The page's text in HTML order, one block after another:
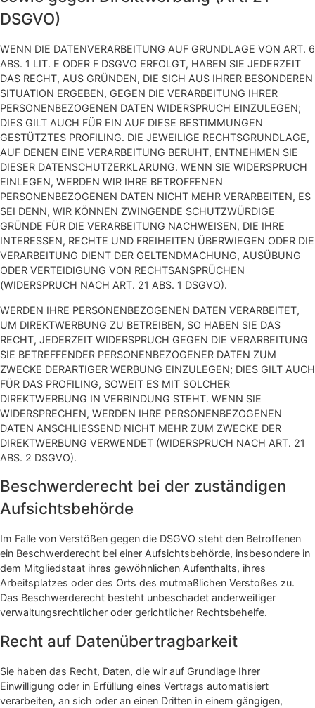
DSGVO)
WENN DIE DATENVERARBEITUNG AUF GRUNDLAGE VON ART. 6
ABS. 1 LIT. E ODER F DSGVO ERFOLGT, HABEN SIE JEDERZEIT
DAS RECHT, AUS GRÜNDEN, DIE SICH AUS IHRER BESONDEREN
SITUATION ERGEBEN, GEGEN DIE VERARBEITUNG IHRER
PERSONENBEZOGENEN DATEN WIDERSPRUCH EINZULEGEN;
DIES GILT AUCH FÜR EIN AUF DIESE BESTIMMUNGEN
GESTÜTZTES PROFILING. DIE JEWEILIGE RECHTSGRUNDLAGE,
AUF DENEN EINE VERARBEITUNG BERUHT, ENTNEHMEN SIE
DIESER DATENSCHUTZERKLÄRUNG. WENN SIE WIDERSPRUCH
EINLEGEN, WERDEN WIR IHRE BETROFFENEN
PERSONENBEZOGENEN DATEN NICHT MEHR VERARBEITEN, ES
SEI DENN, WIR KÖNNEN ZWINGENDE SCHUTZWÜRDIGE
GRÜNDE FÜR DIE VERARBEITUNG NACHWEISEN, DIE IHRE
INTERESSEN, RECHTE UND FREIHEITEN ÜBERWIEGEN ODER DIE
VERARBEITUNG DIENT DER GELTENDMACHUNG, AUSÜBUNG
ODER VERTEIDIGUNG VON RECHTSANSPRÜCHEN
(WIDERSPRUCH NACH ART. 21 ABS. 1 DSGVO).
WERDEN IHRE PERSONENBEZOGENEN DATEN VERARBEITET,
UM DIREKTWERBUNG ZU BETREIBEN, SO HABEN SIE DAS
RECHT, JEDERZEIT WIDERSPRUCH GEGEN DIE VERARBEITUNG
SIE BETREFFENDER PERSONENBEZOGENER DATEN ZUM
ZWECKE DERARTIGER WERBUNG EINZULEGEN; DIES GILT AUCH
FÜR DAS PROFILING, SOWEIT ES MIT SOLCHER
DIREKTWERBUNG IN VERBINDUNG STEHT. WENN SIE
WIDERSPRECHEN, WERDEN IHRE PERSONENBEZOGENEN
DATEN ANSCHLIESSEND NICHT MEHR ZUM ZWECKE DER
DIREKTWERBUNG VERWENDET (WIDERSPRUCH NACH ART. 21
ABS. 2 DSGVO).
Beschwerde­recht bei der zuständigen
Aufsichts­behörde
Im Falle von Verstößen gegen die DSGVO steht den Betroffenen
ein Beschwerderecht bei einer Aufsichtsbehörde, insbesondere in
dem Mitgliedstaat ihres gewöhnlichen Aufenthalts, ihres
Arbeitsplatzes oder des Orts des mutmaßlichen Verstoßes zu.
Das Beschwerderecht besteht unbeschadet anderweitiger
verwaltungsrechtlicher oder gerichtlicher Rechtsbehelfe.
Recht auf Daten­übertrag­barkeit
Sie haben das Recht, Daten, die wir auf Grundlage Ihrer
Einwilligung oder in Erfüllung eines Vertrags automatisiert
verarbeiten, an sich oder an einen Dritten in einem gängigen,